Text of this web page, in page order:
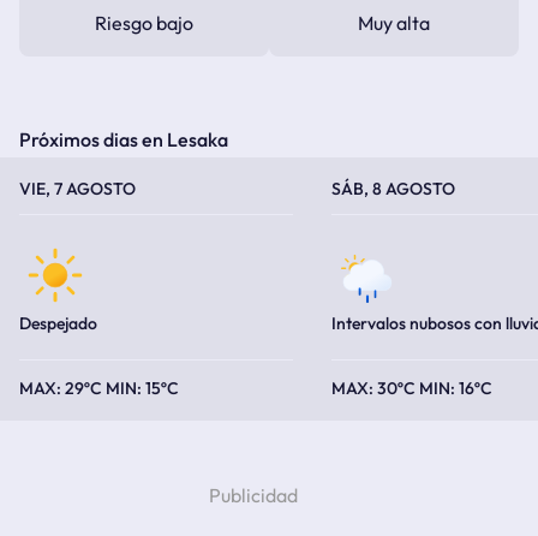
Riesgo bajo Muy alta
Próximos dias en Lesaka
VIE, 7 AGOSTO
Despejado
29ºC 15ºC
SÁB, 8 AGOSTO
Intervalos nubosos con
30ºC 16ºC